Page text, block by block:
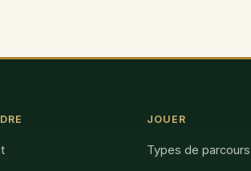
JOUER
Types de parcours